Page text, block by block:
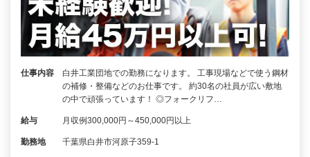
仕事内容
白井工業団地での勤務になります。 工事現場などで使う鋼材
の補修・整備などのお仕事です。 約30名の社員が広い敷地
の中で頑張っています！ ◎フォークリフ…
給与 月収例300,000円～450,000円以上
勤務地 千葉県白井市河原子359-1